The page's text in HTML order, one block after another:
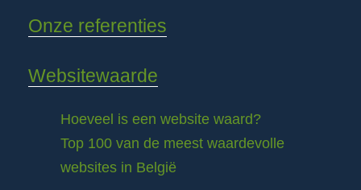
Onze referenties
Websitewaarde
Hoeveel is een website waard?
Top 100 van de meest waardevolle
websites in België